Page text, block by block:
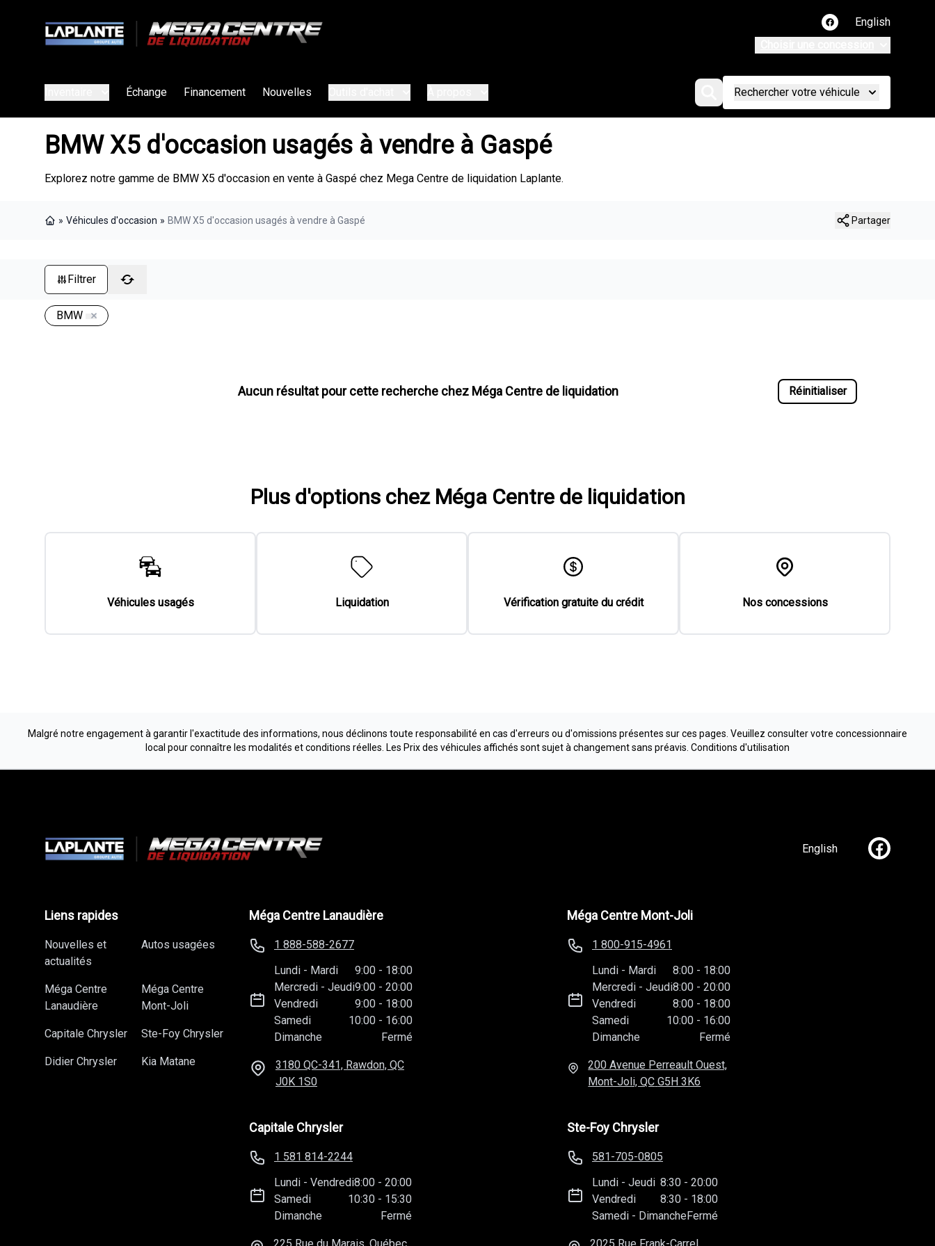
Lien vers notre page
English
Échange Financement Nouvelles Rechercher votre véhicule
BMW X5 d'occasion usagés à vendre à Gaspé
Explorez notre gamme de BMW X5 d'occasion en vente à Gaspé chez Mega Centre de liquidation Laplante.
» Véhicules d'occasion » BMW X5 d'occasion usagés à vendre à Gaspé Partager
Filtrer
BMW
Aucun résultat pour cette recherche chez Méga Centre de liquidation Réinitialiser
Plus d'options chez Méga Centre de liquidation
Véhicules usagés Liquidation Vérification gratuite du crédit Nos concessions
Malgré notre engagement à garantir l'exactitude des informations, nous déclinons toute responsabilité en cas d'erreurs ou d'omissions présentes sur ces pages. Veuillez consulter votre concessionnaire
local pour connaître les modalités et conditions réelles. Les Prix des véhicules affichés sont sujet à changement sans préavis. Conditions d'utilisation
English Lien vers
Liens rapides
Nouvelles et
actualités
Autos usagées
Méga Centre
Lanaudière
Méga Centre
Mont-Joli
Capitale Chrysler Ste-Foy Chrysler
Didier Chrysler Kia Matane
Méga Centre Lanaudière
1 888-588-2677
Lundi - Mardi 9:00 - 18:00
Mercredi -Jeudi9:00 - 20:00
Vendredi
9:00 - 18:00
Samedi
10:00 - 16:00
Dimanche
Fermé
3180 QC-341, Rawdon, QC
J0K 1S0
Méga Centre Mont-Joli
1 800-915-4961
Lundi - Mardi 8:00 - 18:00
Mercredi - Jeudi8:00 - 20:00
Vendredi
8:00 - 18:00
Samedi
10:00 - 16:00
Dimanche
Fermé
200 Avenue Perreault Ouest,
Mont-Joli, QC G5H 3K6
Capitale Chrysler
1 581 814-2244
Lundi -Vendredi8:00 - 20:00
Samedi
10:30 - 15:30
Dimanche
Fermé
Ste-Foy Chrysler
581-705-0805
Lundi - Jeudi 8:30 - 20:00
Vendredi
8:30 - 18:00
Samedi - DimancheFermé